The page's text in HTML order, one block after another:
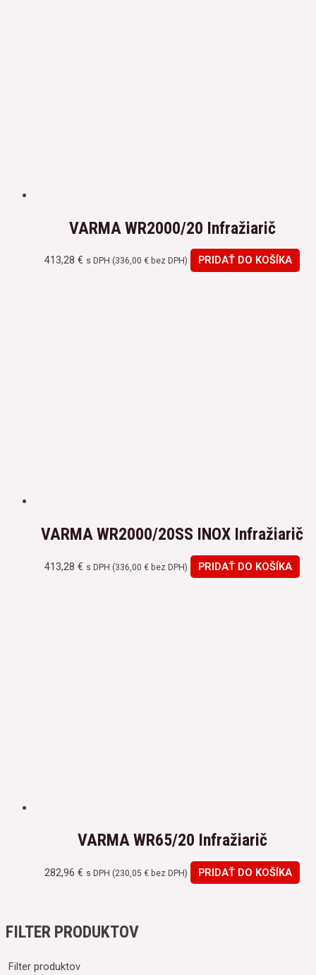
VARMA WR2000/20 Infražiarič
413,28€ s DPH (336,00€ bez DPH) PRIDAŤ DO KOŠÍKA
VARMA WR2000/20SS INOX Infražiarič
413,28€ s DPH (336,00€ bez DPH) PRIDAŤ DO KOŠÍKA
VARMA WR65/20 Infražiarič
282,96€ s DPH (230,05€ bez DPH) PRIDAŤ DO KOŠÍKA
FILTER PRODUKTOV
Filter produktov